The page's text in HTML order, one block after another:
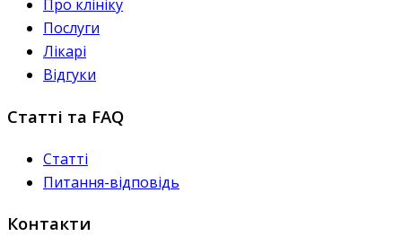
Про клініку
Послуги
Лікарі
Відгуки
Статті та FAQ
Статті
Питання-відповідь
Контакти